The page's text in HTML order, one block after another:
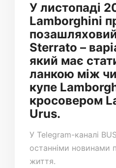
У листопаді
Lamborghini
Sterrato –
який має
ланкою між
купе
кросовером
Urus.
У Telegram-каналі
останніми новинами
життя.